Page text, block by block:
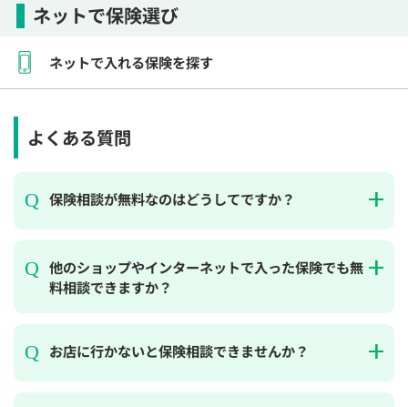
ネットで保険選び
ネットで入れる保険を探す
よくある質問
保険相談が無料なのはどうしてですか？
他のショップやインターネットで入った保険でも無
料相談できますか？
お店に行かないと保険相談できませんか？